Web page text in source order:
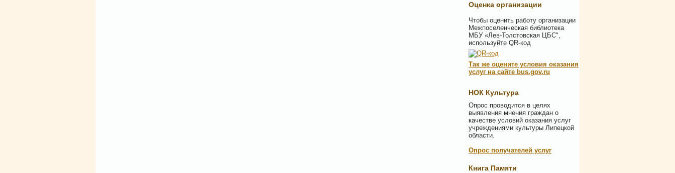
Оценка организации
Чтобы оценить работу организации
Межпоселенческая библиотека
МБУ «Лев-Толстовская ЦБС",
используйте QR-код
Так же оцените условия оказания
услуг на сайте bus.gov.ru
НОК Культура
Опрос проводится в целях
выявления мнения граждан о
качестве условий оказания услуг
учреждениями культуры Липецкой
области.
Опрос получателей услуг
Книга Памяти